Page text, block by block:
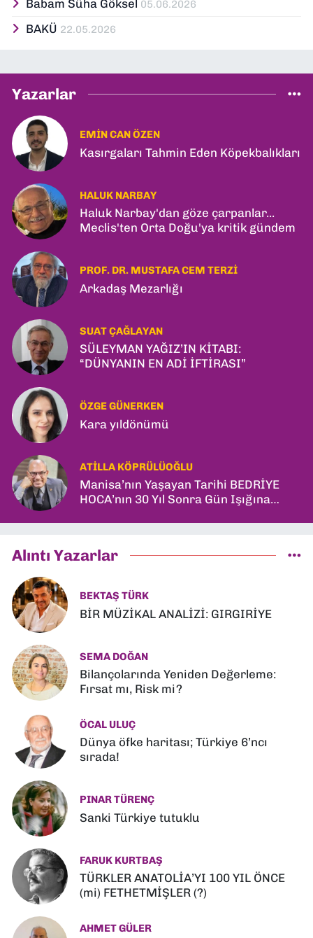
Babam Süha Göksel 05.06.2026
BAKÜ 22.05.2026
Yazarlar
EMIN CAN ÖZEN
Kasırgaları Tahmin Eden Köpekbalıkları
HALUK NARBAY
Haluk Narbay'dan göze çarpanlar...
Meclis'ten Orta Doğu'ya kritik gündem
PROF. DR. MUSTAFA CEM TERZI
Arkadaş Mezarlığı
SUAT ÇAĞLAYAN
SÜLEYMAN YAĞIZ’IN KİTABI:
“DÜNYANIN EN ADİ İFTİRASI”
ÖZGE GÜNERKEN
Kara yıldönümü
ATILLA KÖPRÜLÜOĞLU
Manisa’nın Yaşayan Tarihi BEDRİYE
HOCA’nın 30 Yıl Sonra Gün Işığına
Alıntı Yazarlar
BEKTAŞ TÜRK
BİR MÜZİKAL ANALİZİ: GIRGIRİYE
SEMA DOĞAN
Bilançolarında Yeniden Değerleme:
Fırsat mı, Risk mi?
ÖCAL ULUÇ
Dünya öfke haritası; Türkiye 6’ncı
sırada!
PINAR TÜRENÇ
Sanki Türkiye tutuklu
FARUK KURTBAŞ
TÜRKLER ANATOLİA’YI 100 YIL ÖNCE
(mi) FETHETMİŞLER (?)
AHMET GÜLER